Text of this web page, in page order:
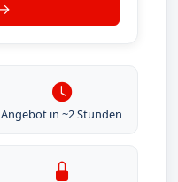
Angebot in ~2 Stunden